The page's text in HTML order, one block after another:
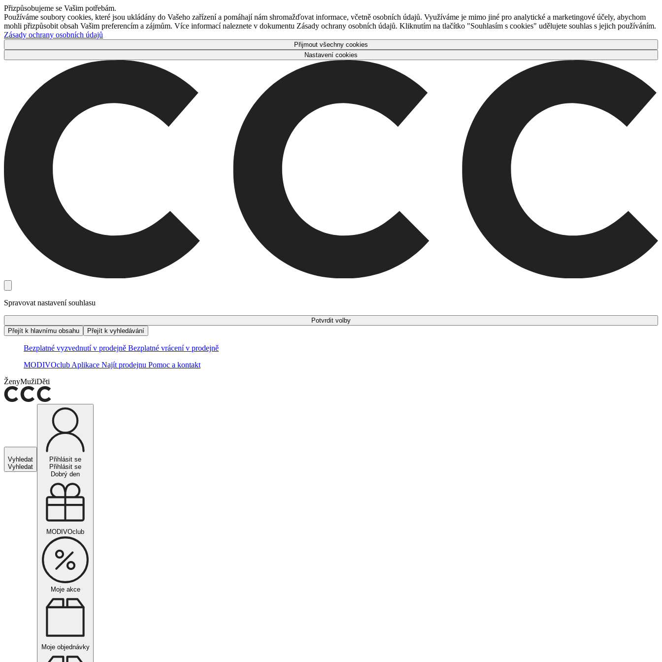
Přizpůsobujeme se Vašim potřebám.
Používáme soubory cookies, které jsou ukládány do Vašeho zařízení a pomáhají nám shromažďovat informace, včetně osobních údajů. Využíváme je mimo jiné pro analytické a marketingové účely, abychom
mohli přizpůsobit obsah Vašim preferencím a zájmům. Více informací naleznete v dokumentu Zásady ochrany osobních údajů. Kliknutím na tlačítko "Souhlasím s cookies" udělujete souhlas s jejich používáním.
Zásady ochrany osobních údajů
Přijmout všechny cookies
Nastavení cookies
Spravovat nastavení souhlasu
Potvrdit volby
Přejít k hlavnímu obsahu
Přejít k vyhledávání
Bezplatné vyzvednutí v prodejně Bezplatné vrácení v prodejně
MODIVOclub Aplikace Najít prodejnu Pomoc a kontakt
ŽenyMužiDěti
Vyhledat
Vyhledat
Přihlásit se
Přihlásit se
Dobrý den
MODIVOclub
Moje akce
Moje objednávky